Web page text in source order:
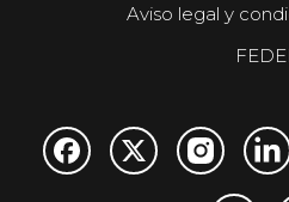
Aviso legal y